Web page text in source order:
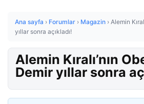
Ana sayfa › Forumlar › Magazin › Alemin
yıllar sonra açıkladı!
Alemin Kıralı’nın
Demir yıllar sonra